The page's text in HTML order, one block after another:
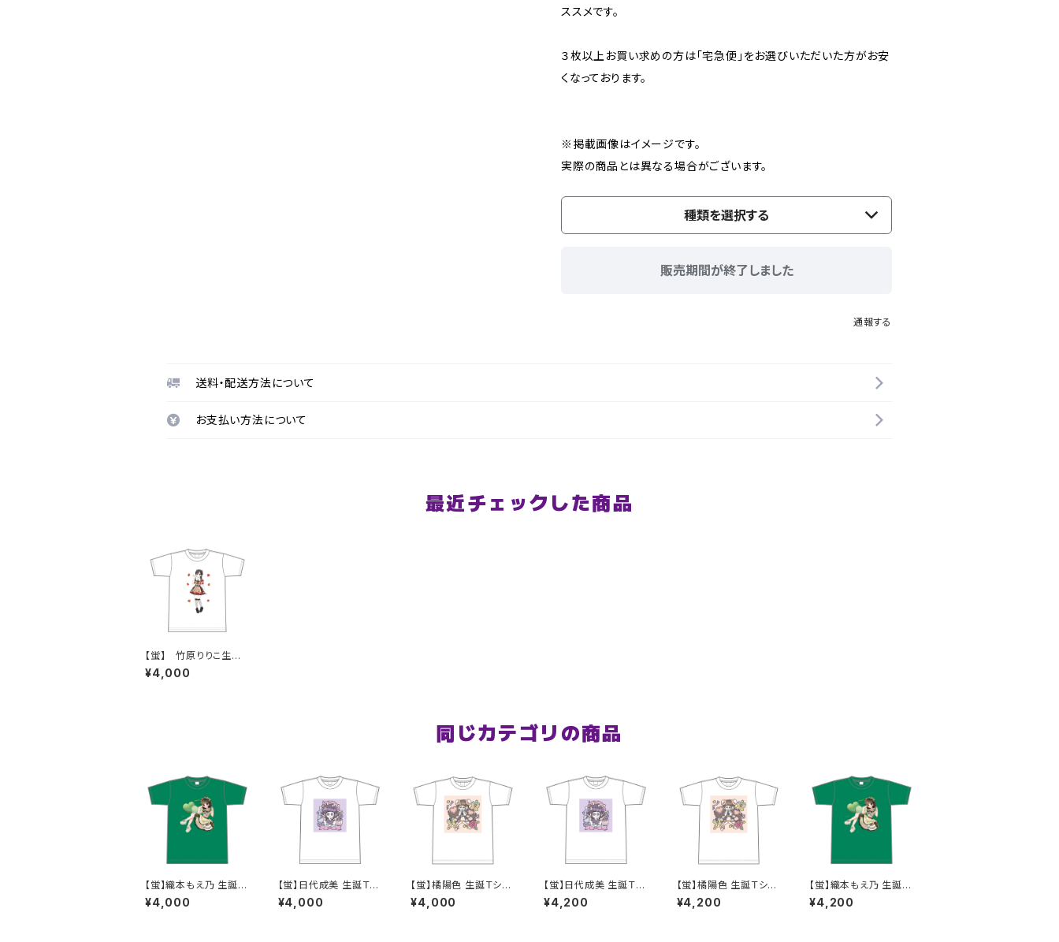
ススメです。
３枚以上お買い求めの方は「宅急便」をお選びいただいた方がお安
くなっております。
※掲載画像はイメージです。
実際の商品とは異なる場合がございます。
種類を選択する
販売期間が終了しました
通報する
送料・配送方法について
お支払い方法について
最近チェックした商品
【蛍】 竹原りりこ生誕Ｔ
シャツ M〜XLサイズ
¥4,000
同じカテゴリの商品
【蛍】織本もえ乃 生誕Ｔ
シャツ2025 M〜XLサ
イズ
¥4,000
【蛍】日代成美 生誕Ｔシ
ャツ2025 M〜XLサイ
ズ
¥4,000
【蛍】橘陽色 生誕Ｔシャ
ツ M〜XLサイズ
¥4,000
【蛍】日代成美 生誕Ｔシ
ャツ2025 XXL〜XXXL
サイズ
¥4,200
【蛍】橘陽色 生誕Ｔシャ
ツ XXL〜XXXLサイズ
¥4,200
【蛍】織本もえ乃 生誕Ｔ
シャツ2025 XXL〜XX
XLサイズ
¥4,200